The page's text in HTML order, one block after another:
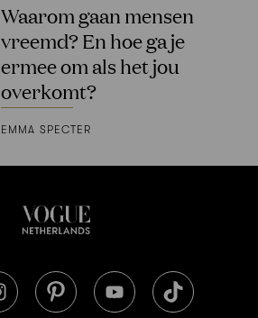
Waarom gaan mensen
vreemd? En hoe ga je
ermee om als het jou
overkomt?
EMMA SPECTER